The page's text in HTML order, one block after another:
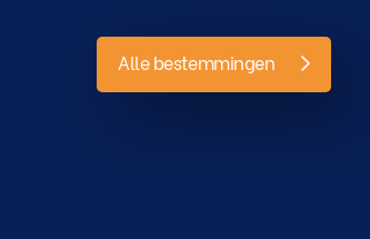
Alle bestemmingen